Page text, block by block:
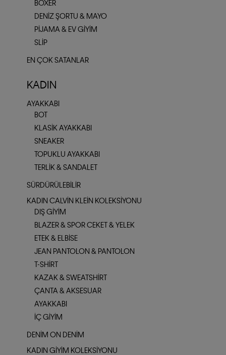
BOXER
DENIZ ŞORTU & MAYO
PIJAMA & EV GIYIM
SLIP
EN ÇOK SATANLAR
KADIN
AYAKKABI
BOT
KLASIK AYAKKABI
SNEAKER
TOPUKLU AYAKKABI
TERLIK & SANDALET
SÜRDÜRÜLEBILIR
KADIN CALVIN KLEIN KOLEKSIYONU
DIŞ GIYIM
BLAZER & SPOR CEKET & YELEK
ETEK & ELBISE
JEAN PANTOLON & PANTOLON
T-SHIRT
KAZAK & SWEATSHIRT
ÇANTA & AKSESUAR
AYAKKABI
İÇ GIYIM
DENIM ON DENIM
KADIN GIYIM KOLEKSIYONU